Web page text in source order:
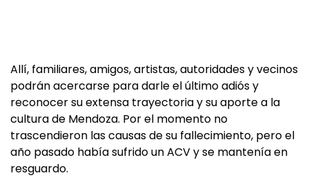
Allí, familiares, amigos, artistas, autoridades y vecinos
podrán acercarse para darle el último adiós y
reconocer su extensa trayectoria y su aporte a la
cultura de Mendoza. Por el momento no
trascendieron las causas de su fallecimiento, pero el
año pasado había sufrido un ACV y se mantenía en
resguardo.